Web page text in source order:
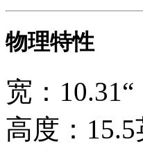
物理特性
宽：10.31“
高度：